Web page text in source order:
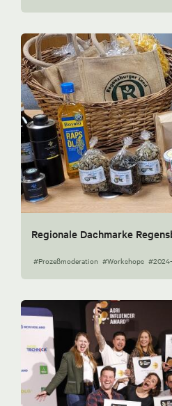
Regionale Dachmarke
#Prozeßmoderation #Workshops